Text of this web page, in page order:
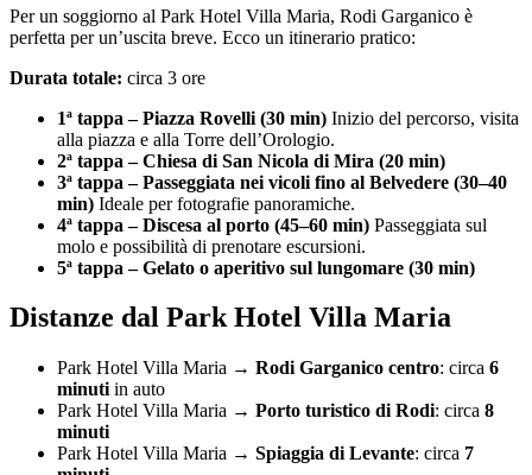
Per un soggiorno al Park Hotel Villa Maria, Rodi Garganico è
perfetta per un’uscita breve. Ecco un itinerario pratico:
Durata totale: circa 3 ore
1ª tappa – Piazza Rovelli (30 min) Inizio del percorso, visita
alla piazza e alla Torre dell’Orologio.
2ª tappa – Chiesa di San Nicola di Mira (20 min)
3ª tappa – Passeggiata nei vicoli fino al Belvedere (30–40
min) Ideale per fotografie panoramiche.
4ª tappa – Discesa al porto (45–60 min) Passeggiata sul
molo e possibilità di prenotare escursioni.
5ª tappa – Gelato o aperitivo sul lungomare (30 min)
Distanze dal Park Hotel Villa Maria
Park Hotel Villa Maria → Rodi Garganico centro: circa 6
minuti in auto
Park Hotel Villa Maria → Porto turistico di Rodi: circa 8
minuti
Park Hotel Villa Maria → Spiaggia di Levante: circa 7